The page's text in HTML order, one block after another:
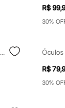
R$
30%
Óculos De Sol Feminino Quadrado De Acetato Triton Preto
R$
30%